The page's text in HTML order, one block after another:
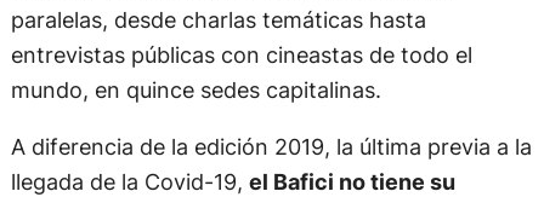
paralelas, desde charlas temáticas hasta
entrevistas públicas con cineastas de todo el
mundo, en quince sedes capitalinas.
A diferencia de la edición 2019, la última previa a la
llegada de la Covid-19, el Bafici no tiene su